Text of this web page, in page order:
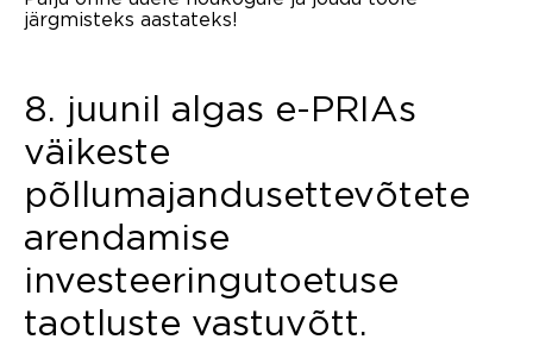
järgmisteks aastateks!
8. juunil algas e-PRIAs
väikeste
põllumajandusettevõtete
arendamise
investeeringutoetuse
taotluste vastuvõtt.